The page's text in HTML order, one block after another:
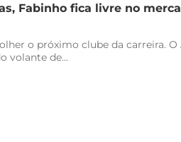
Fabinho fica livre no
o próximo clube da carreira.
volante de...